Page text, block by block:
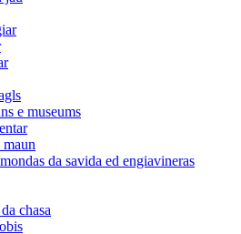
e museums
da savida ed engiavineras
chasa